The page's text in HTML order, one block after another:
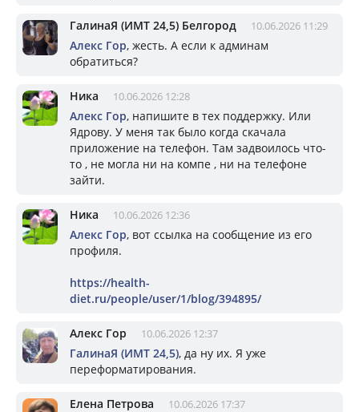
ГалинаЯ (ИМТ 24,5) Белгород 10.06.2026 11:29
Алекс Гор, жесть. А если к админам
обратиться?
Ника 10.06.2026 12:28
Алекс Гор, напишите в тех поддержку. Или
Ядрову. У меня так было когда скачала
приложение на телефон. Там задвоилось что-
то , не могла ни на компе , ни на телефоне
зайти.
Ника 10.06.2026 12:36
Алекс Гор, вот ссылка на сообщение из его
профиля.
https://health-
diet.ru/people/user/1/blog/394895/
Алекс Гор 10.06.2026 12:37
ГалинаЯ (ИМТ 24,5), да ну их. Я уже
переформатирования.
Елена Петрова 10.06.2026 17:37